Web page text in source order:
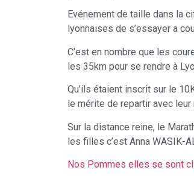
Evénement de taille dans la
lyonnaises de s’essayer a
C’est en nombre que les
les 35km pour se rendre à
Qu’ils étaient inscrit sur le
le mérite de repartir avec
Sur la distance reine, le
les filles c’est Anna WASIK-
Nos Pommes elles se sont